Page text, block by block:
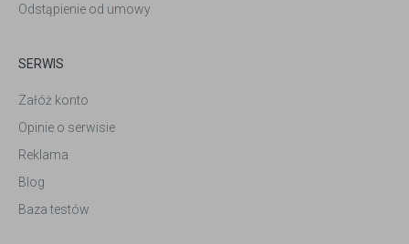
Odstąpienie od umowy
SERWIS
Załóż konto
Opinie o serwisie
Reklama
Blog
Baza testów